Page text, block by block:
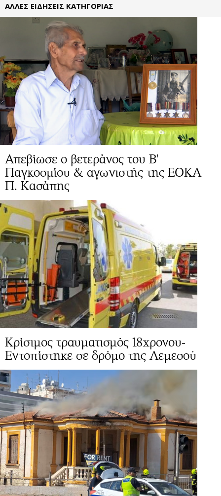
ΑΛΛΕΣ ΕΙΔΗΣΕΙΣ ΚΑΤΗΓΟΡΙΑΣ
Απεβίωσε ο βετεράνος του Β'
Παγκοσμίου & αγωνιστής της ΕΟΚΑ
Π. Κασάπης
Κρίσιμος τραυματισμός 18χρονου-
Εντοπίστηκε σε δρόμο της Λεμεσού